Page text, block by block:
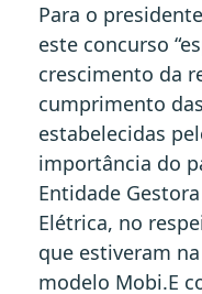
Para o
este concurso
crescimento da
cumprimento
estabelecidas
importância do
Entidade
Elétrica, no
que estiveram
modelo Mobi.E